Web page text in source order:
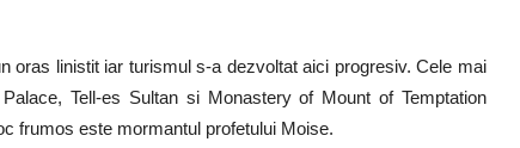
oras linistit iar turismul s-a dezvoltat aici progresiv.Cele mai
Tell-es Sultan si Monastery of Mount of Temptation
frumos este mormantul profetului Moise.